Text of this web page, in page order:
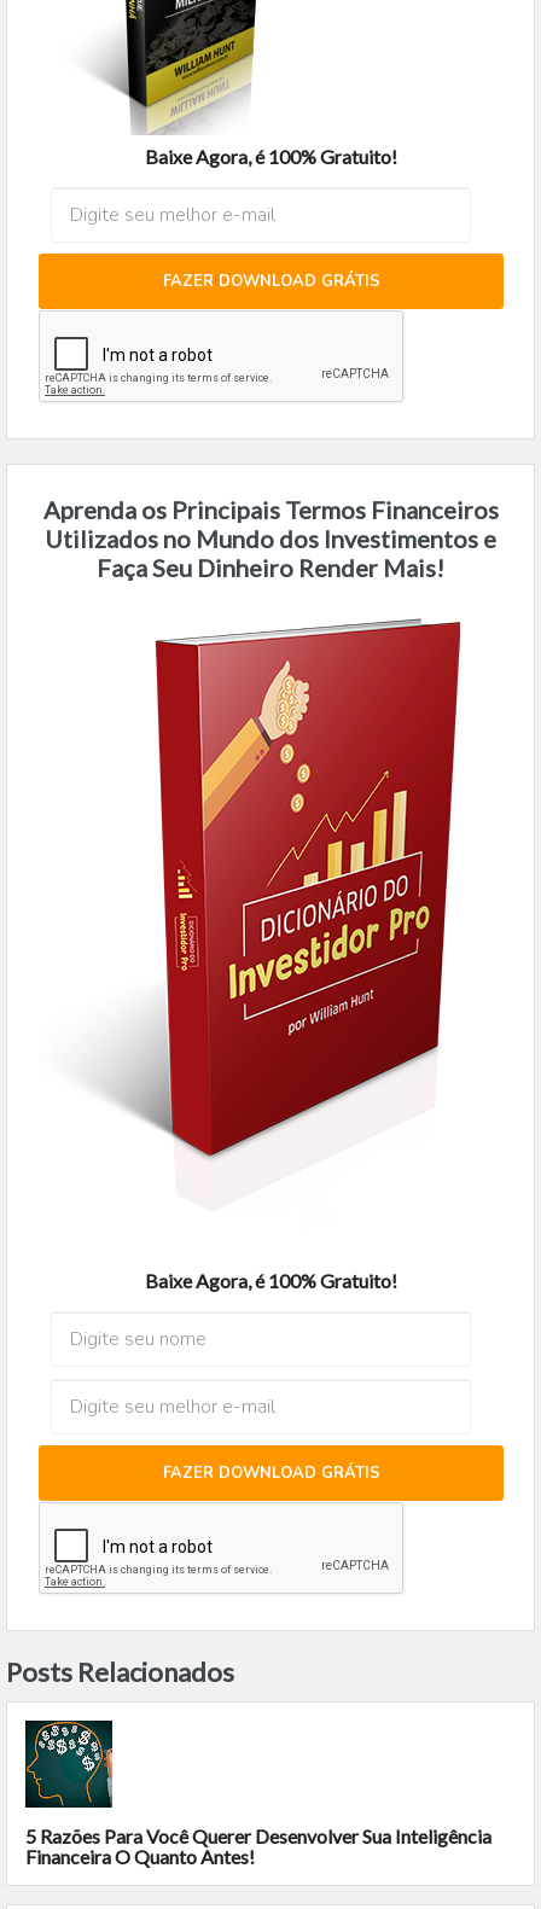
Baixe Agora, é 100% Gratuito!
FAZER DOWNLOAD GRÁTIS
Aprenda os Principais Termos Financeiros
Utilizados no Mundo dos Investimentos e
Faça Seu Dinheiro Render Mais!
Baixe Agora, é 100% Gratuito!
FAZER DOWNLOAD GRÁTIS
Posts Relacionados
5 Razões Para Você Querer Desenvolver Sua Inteligência
Financeira O Quanto Antes!